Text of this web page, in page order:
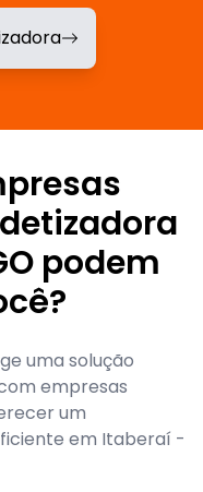
podem
uma solução
empresas
um
em Itaberaí -